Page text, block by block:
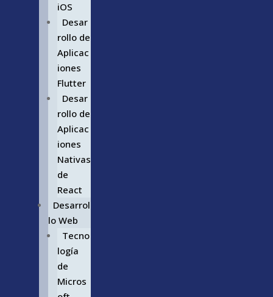
iOS
Desar
rollo de
Aplicac
iones
Flutter
Desar
rollo de
Aplicac
iones
Nativas
de
React
Desarrol
lo Web
Tecno
logía
de
Micros